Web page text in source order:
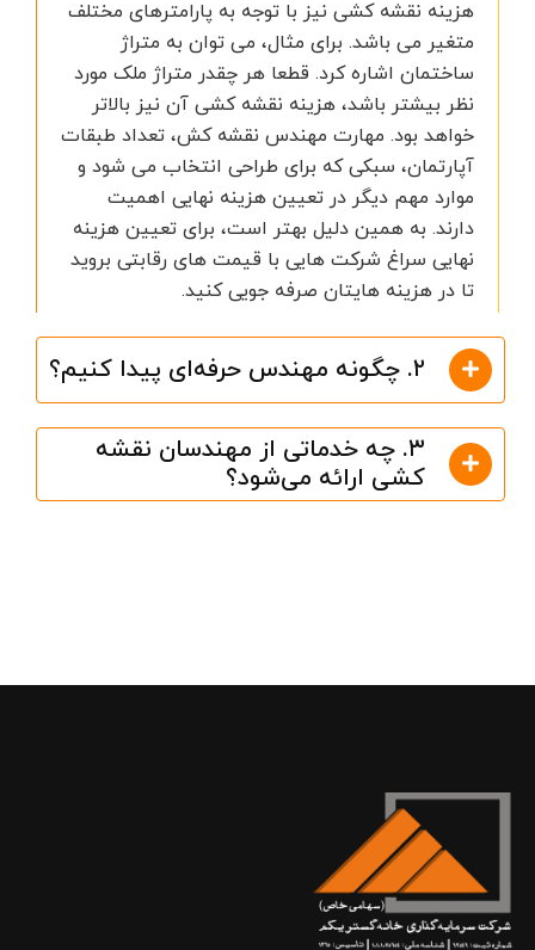
هزینه نقشه کشی نیز با توجه به پارامترهای مختلف
متغیر می باشد. برای مثال، می توان به متراژ
ساختمان اشاره کرد. قطعا هر چقدر متراژ ملک مورد
نظر بیشتر باشد، هزینه نقشه کشی آن نیز بالاتر
خواهد بود. مهارت مهندس نقشه کش، تعداد طبقات
آپارتمان، سبکی که برای طراحی انتخاب می شود و
موارد مهم دیگر در تعیین هزینه نهایی اهمیت
دارند. به همین دلیل بهتر است، برای تعیین هزینه
نهایی سراغ شرکت هایی با قیمت های رقابتی بروید
تا در هزینه هایتان صرفه جویی کنید.
۲. چگونه مهندس حرفه‌ای پیدا کنیم؟
۳. چه خدماتی از مهندسان نقشه
کشی ارائه می‌شود؟